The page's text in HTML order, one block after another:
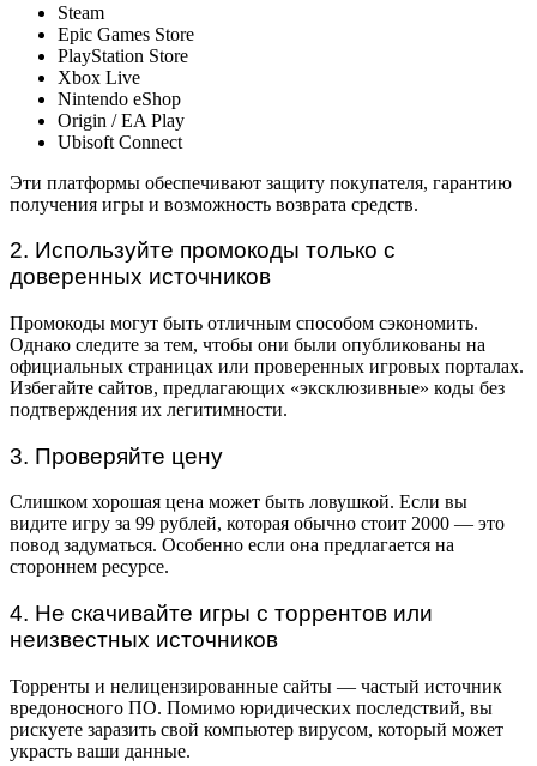
Steam
Epic Games Store
PlayStation Store
Xbox Live
Nintendo eShop
Origin / EA Play
Ubisoft Connect
Эти платформы обеспечивают защиту покупателя, гарантию
получения игры и возможность возврата средств.
2. Используйте промокоды только с
доверенных источников
Промокоды могут быть отличным способом сэкономить.
Однако следите за тем, чтобы они были опубликованы на
официальных страницах или проверенных игровых порталах.
Избегайте сайтов, предлагающих «эксклюзивные» коды без
подтверждения их легитимности.
3. Проверяйте цену
Слишком хорошая цена может быть ловушкой. Если вы
видите игру за 99 рублей, которая обычно стоит 2000 — это
повод задуматься. Особенно если она предлагается на
стороннем ресурсе.
4. Не скачивайте игры с торрентов или
неизвестных источников
Торренты и нелицензированные сайты — частый источник
вредоносного ПО. Помимо юридических последствий, вы
рискуете заразить свой компьютер вирусом, который может
украсть ваши данные.